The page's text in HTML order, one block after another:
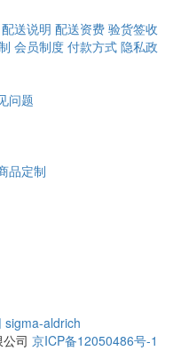
配送说明 配送资费 验货签收
会员制度 付款方式 隐私政
问题
品定制
sigma-aldrich
司 京ICP备12050486号-1